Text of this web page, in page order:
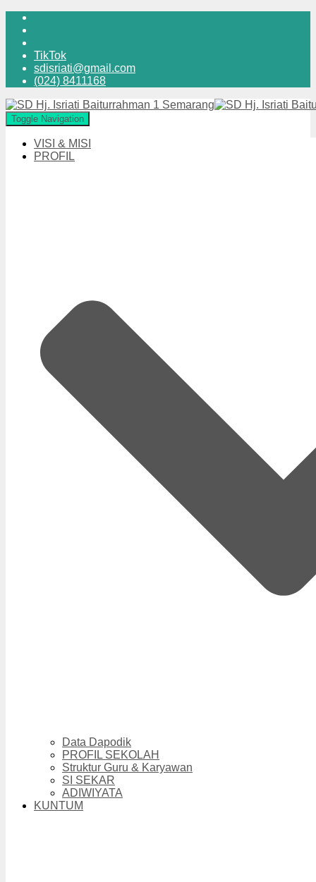
TikTok
sdisriati@gmail.com
(024) 8411168
Toggle Navigation
VISI & MISI
PROFIL
Data Dapodik
PROFIL SEKOLAH
Struktur Guru & Karyawan
SI SEKAR
ADIWIYATA
KUNTUM